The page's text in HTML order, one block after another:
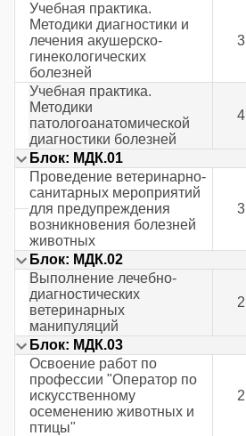
Учебная практика.
Методики диагностики и
лечения акушерско-
гинекологических
болезней
3
Учебная практика.
Методики
патологоанатомической
диагностики болезней
4
Блок: МДК.01
Проведение ветеринарно-
санитарных мероприятий
для предупреждения
возникновения болезней
животных
3
Блок: МДК.02
Выполнение лечебно-
диагностических
ветеринарных
манипуляций
2
Блок: МДК.03
Освоение работ по
профессии "Оператор по
искусственному
осеменению животных и
птицы"
2